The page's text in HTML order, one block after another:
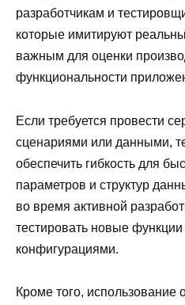
разработчикам и
которые имитируют
важным для оценки
функциональности
Если требуется провести
сценариями или данными,
обеспечить гибкость для
параметров и структур
во время активной
тестировать новые
конфигурациями.
Кроме того, использование